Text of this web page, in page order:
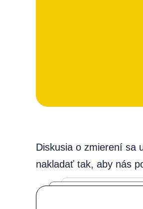
Diskusia o zmierení sa
nakladať tak, aby nás